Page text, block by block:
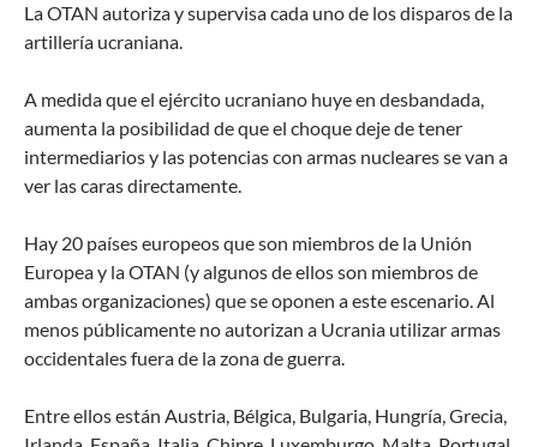
La OTAN autoriza y supervisa cada uno de los disparos de la
artillería ucraniana.
A medida que el ejército ucraniano huye en desbandada,
aumenta la posibilidad de que el choque deje de tener
intermediarios y las potencias con armas nucleares se van a
ver las caras directamente.
Hay 20 países europeos que son miembros de la Unión
Europea y la OTAN (y algunos de ellos son miembros de
ambas organizaciones) que se oponen a este escenario. Al
menos públicamente no autorizan a Ucrania utilizar armas
occidentales fuera de la zona de guerra.
Entre ellos están Austria, Bélgica, Bulgaria, Hungría, Grecia,